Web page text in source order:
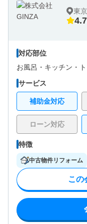
東
4.7
対応部位
お風呂・ キッチン・
サービス
補助金対応
ローン対応
特徴
中古物件リフォーム
この